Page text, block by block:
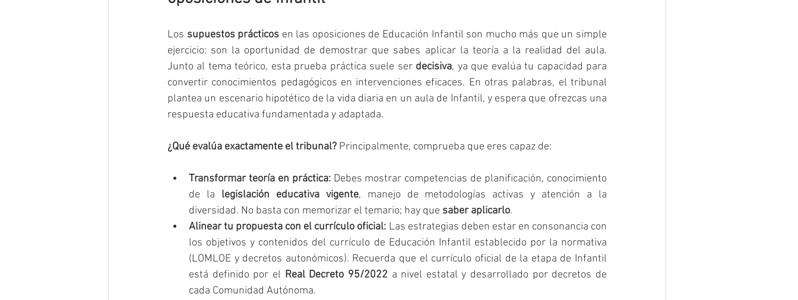
Los supuestos prácticos en las oposiciones de Educación Infantil son mucho más que un simple
ejercicio: son la oportunidad de demostrar que sabes aplicar la teoría a la realidad del aula.
Junto al tema teórico, esta prueba práctica suele ser decisiva, ya que evalúa tu capacidad para
convertir conocimientos pedagógicos en intervenciones eficaces. En otras palabras, el tribunal
plantea un escenario hipotético de la vida diaria en un aula de Infantil, y espera que ofrezcas una
respuesta educativa fundamentada y adaptada.
¿Qué evalúa exactamente el tribunal? Principalmente, comprueba que eres capaz de:
Transformar teoría en práctica: Debes mostrar competencias de planificación, conocimiento
de la legislación educativa vigente, manejo de metodologías activas y atención a la
diversidad. No basta con memorizar el temario; hay que saber aplicarlo.
Alinear tu propuesta con el currículo oficial: Las estrategias deben estar en consonancia con
los objetivos y contenidos del currículo de Educación Infantil establecido por la normativa
(LOMLOE y decretos autonómicos). Recuerda que el currículo oficial de la etapa de Infantil
está definido por el Real Decreto 95/2022 a nivel estatal y desarrollado por decretos de
cada Comunidad Autónoma.